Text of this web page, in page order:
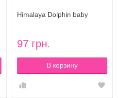
Himalaya Dolphin baby
97 грн.
В корзину